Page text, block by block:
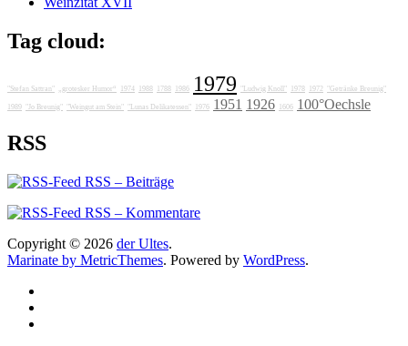
Tag cloud:
"Stefan Sattran" „grotesker Humor“ 1974 1988 1788 1986 1979 "Ludwig Knoll" 1978 1972 "Getränke Breunig"
1989 "Jo Breunig" "Weingut am Stein" "Lunas Delikatessen" 1976 1951 1926 1606 100°Oechsle
RSS
RSS – Beiträge
RSS – Kommentare
Copyright © 2026 der Ultes.
Marinate by MetricThemes. Powered by WordPress.